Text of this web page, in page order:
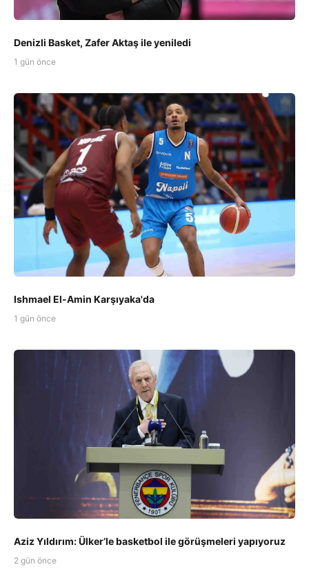
Denizli Basket, Zafer Aktaş ile yeniledi
1 gün önce
Ishmael El-Amin Karşıyaka'da
1 gün önce
Aziz Yıldırım: Ülker’le basketbol ile görüşmeleri yapıyoruz
2 gün önce